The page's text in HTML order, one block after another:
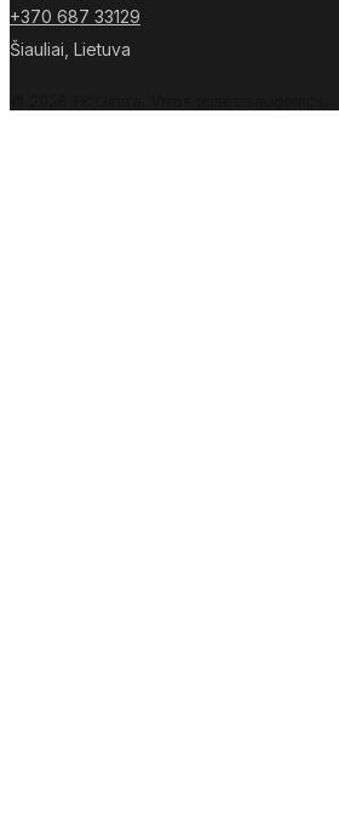
+370 687 33129
Šiauliai, Lietuva